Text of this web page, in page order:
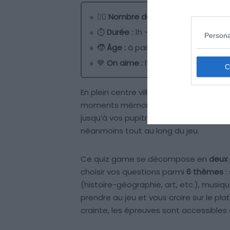
🧍‍♂️ Nombre de joueurs :
de 4 à 36
⏱ Durée :1h – 1h30 (si trois parties)
🧒 Âge : à partir de 8 ans
💙 On aime : l’idée de se prendre
En plein centre ville, ces deux salles
moments mémorables. À votre
jusqu’à vos pupitres puis vous laisse en
néanmoins tout au long du jeu.
Ce quiz game se décompose en
choisir vos questions parmi 6 thèmes :
(histoire-géographie, art, etc.),
prendre au jeu et vous croire sur le
crainte, les épreuves sont accessibles